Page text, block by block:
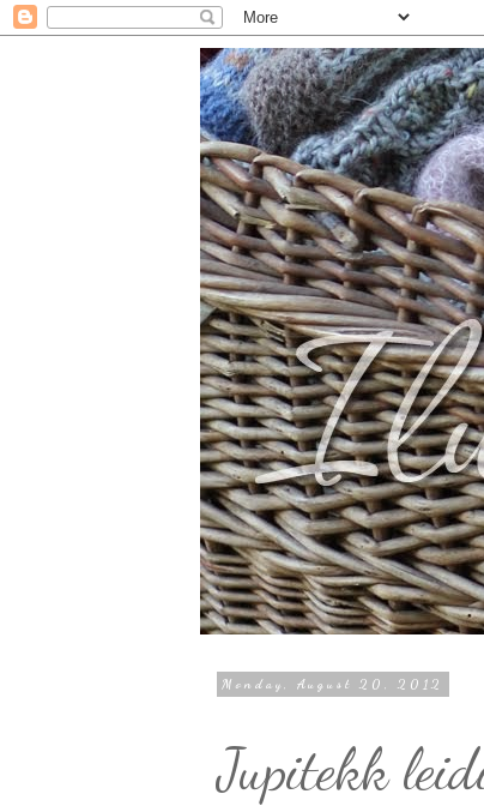
Monday, August 20, 2012
Jupitekk